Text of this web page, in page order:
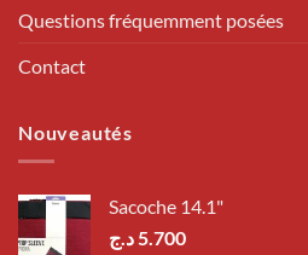
Questions fréquemment posées
Contact
Nouveautés
Sacoche 14.1"
5.700د.ج